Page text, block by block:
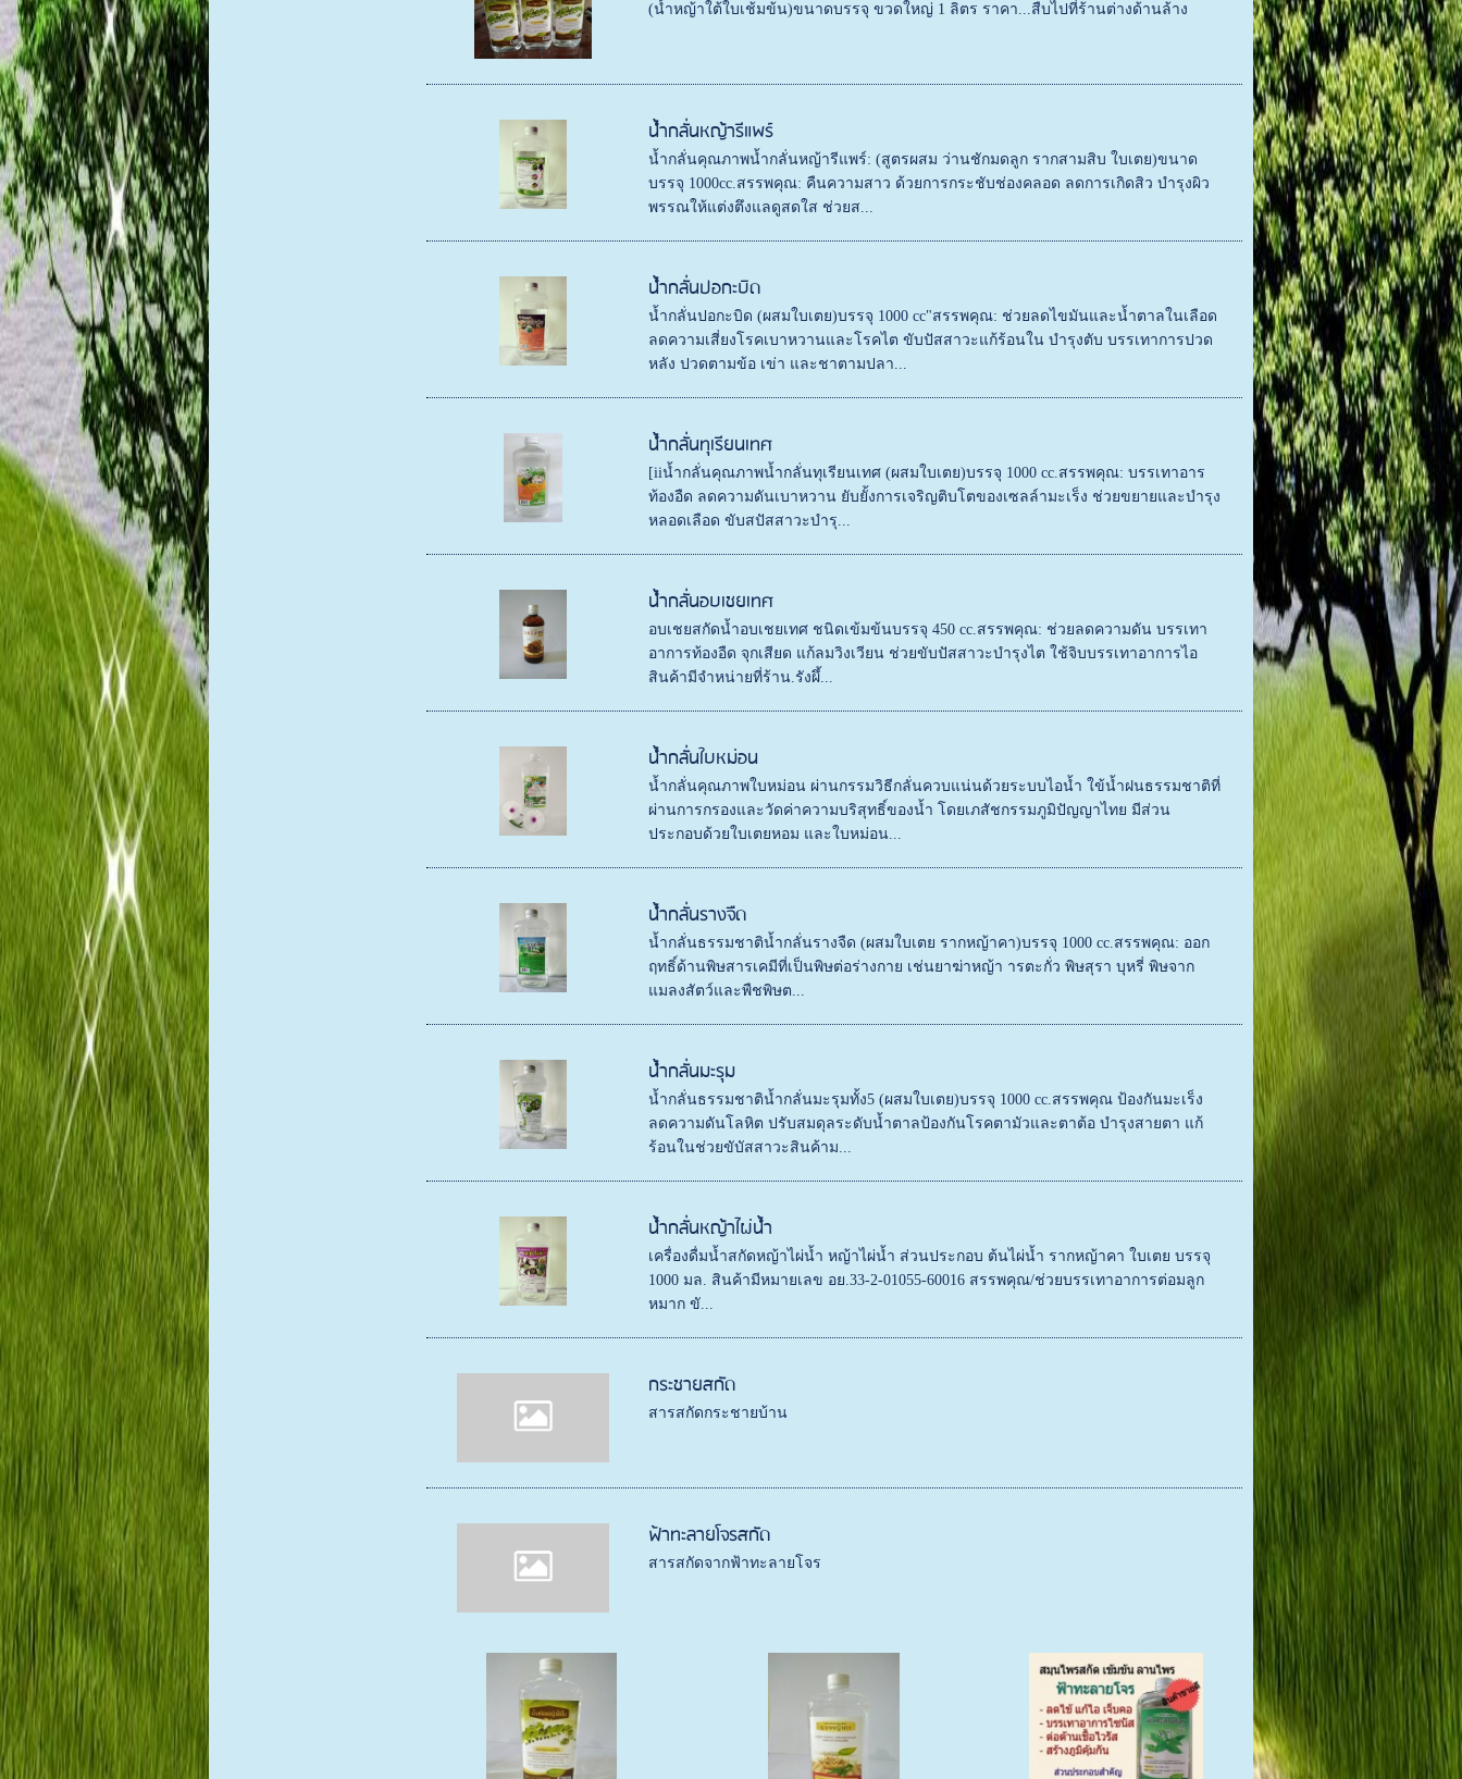
(น้ำหญ้าใต้ใบเช้มข้น)ขนาดบรรจุ ขวดใหญ่ 1 ลิตร ราคา...สืบไปที่ร้านต่างด้านล้าง
น้ำกลั่นหญ้ารีแพร์
น้ำกลั่นคุณภาพน้ำกลั่นหญ้ารีแพร์: (สูตรผสม ว่านชักมดลูก รากสามสิบ ใบเตย)ขนาด
บรรจุ 1000cc.สรรพคุณ: คืนความสาว ด้วยการกระชับช่องคลอด ลดการเกิดสิว บำรุงผิว
พรรณให้แต่งตึงแลดูสดใส ช่วยส...
น้ำกลั่นปอกะบิด
น้ำกลั่นปอกะบิด (ผสมใบเตย)บรรจุ 1000 cc"สรรพคุณ: ช่วยลดไขมันและน้ำตาลในเลือด
ลดความเสี่ยงโรคเบาหวานและโรคไต ขับปัสสาวะแก้ร้อนใน บำรุงตับ บรรเทาการปวด
หลัง ปวดตามข้อ เข่า และชาตามปลา...
น้ำกลั่นทุเรียนเทศ
[iiน้ำกลั่นคุณภาพน้ำกลั่นทุเรียนเทศ (ผสมใบเตย)บรรจุ 1000 cc.สรรพคุณ: บรรเทาอาร
ท้องอืด ลดความดันเบาหวาน ยับยั้งการเจริญติบโตของเซลล์ามะเร็ง ช่วยขยายและบำรุง
หลอดเลือด ขับสปัสสาวะบำรุ...
น้ำกลั่นอบเชยเทศ
อบเชยสกัดน้ำอบเชยเทศ ชนิดเข้มข้นบรรจุ 450 cc.สรรพคุณ: ช่วยลดความดัน บรรเทา
อาการท้องอืด จุกเสียด แก้ลมวิงเวียน ช่วยขับปัสสาวะบำรุงไต ใช้จิบบรรเทาอาการไอ
สินค้ามีจำหน่ายที่ร้าน.รังผึ้...
น้ำกลั่นใบหม่อน
น้ำกลั่นคุณภาพใบหม่อน ผ่านกรรมวิธีกลั่นควบแน่นด้วยระบบไอน้ำ ใข้น้ำฝนธรรมชาติที่
ผ่านการกรองและวัดค่าความบริสุทธิ์ของน้ำ โดยเภสัชกรรมภูมิปัญญาไทย มีส่วน
ประกอบด้วยใบเตยหอม และใบหม่อน...
น้ำกลั่นรางจืด
น้ำกลั่นธรรมชาติน้ำกลั่นรางจืด (ผสมใบเตย รากหญ้าคา)บรรจุ 1000 cc.สรรพคุณ: ออก
ฤทธิ์ด้านพิษสารเคมีที่เป็นพิษต่อร่างกาย เช่นยาฆ่าหญ้า ารตะกั่ว พิษสุรา บุหรี่ พิษจาก
แมลงสัตว์และพืชพิษต...
น้ำกลั่นมะรุม
น้ำกลั่นธรรมชาติน้ำกลั่นมะรุมทั้ง5 (ผสมใบเตย)บรรจุ 1000 cc.สรรพคุณ ป้องกันมะเร็ง
ลดความดันโลหิต ปรับสมดุลระดับน้ำตาลป้องกันโรคตามัวและตาต้อ บำรุงสายตา แก้
ร้อนในช่วยขับัสสาวะสินค้าม...
น้ำกลั่นหญ้าไผ่น้ำ
เครื่องดื่มน้ำสกัดหญ้าไผ่น้ำ หญ้าไผ่น้ำ ส่วนประกอบ ต้นไผ่น้ำ รากหญ้าคา ใบเตย บรรจุ
1000 มล. สินค้ามีหมายเลข อย.33-2-01055-60016 สรรพคุณ/ช่วยบรรเทาอาการต่อมลูก
หมาก ขั...
กระชายสกัด
สารสกัดกระชายบ้าน
ฟ้าทะลายโจรสกัด
สารสกัดจากฟ้าทะลายโจร